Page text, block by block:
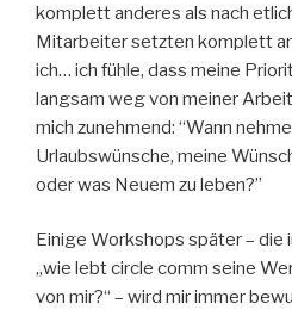
komplett anderes als nach
Mitarbeiter setzten komplett
ich… ich fühle, dass meine
langsam weg von meiner
mich zunehmend: “Wann
Urlaubswünsche, meine
oder was Neuem zu leben?”
Einige Workshops später – die
„wie lebt circle comm seine
von mir?“ – wird mir immer